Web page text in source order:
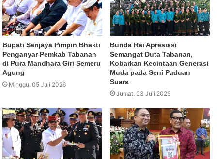
Bupati Sanjaya Pimpin Bhakti
Penganyar Pemkab Tabanan
di Pura Mandhara Giri Semeru
Agung
Minggu, 05 Juli 2026
Bunda Rai Apresiasi
Semangat Duta Tabanan,
Kobarkan Kecintaan Generasi
Muda pada Seni Paduan
Suara
Jumat, 03 Juli 2026